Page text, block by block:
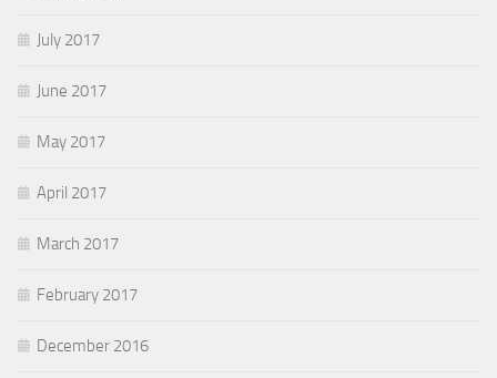
July 2017
June 2017
May 2017
April 2017
March 2017
February 2017
December 2016